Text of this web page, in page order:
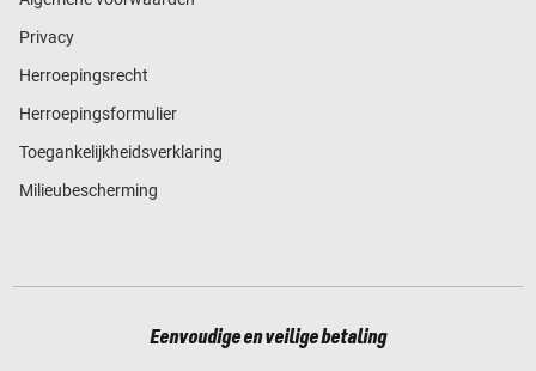
Privacy
Herroepingsrecht
Herroepingsformulier
Toegankelijkheidsverklaring
Milieubescherming
Eenvoudige en veilige betaling